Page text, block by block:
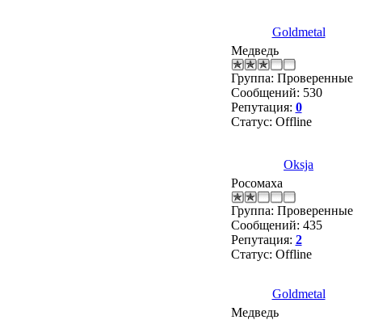
Goldmetal
Медведь
Группа: Проверенные
Сообщений: 530
Репутация: 0
Статус: Offline
Oksja
Росомаха
Группа: Проверенные
Сообщений: 435
Репутация: 2
Статус: Offline
Goldmetal
Медведь